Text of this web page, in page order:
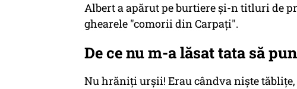
Albert a apărut pe burtiere și-n titluri de
ghearele "comorii din Carpați".
De ce nu m-a lăsat tata să
Nu hrăniți urșii! Erau cândva niște tăblițe,